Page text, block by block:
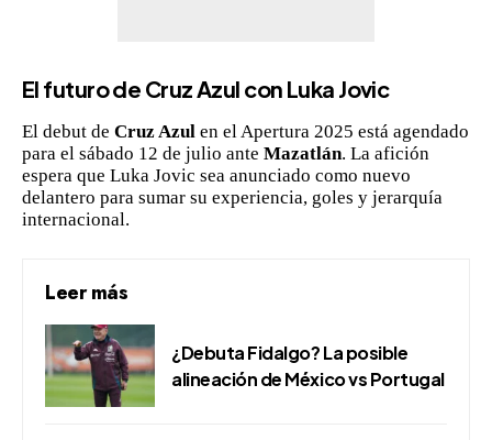
El futuro de Cruz Azul con Luka Jovic
El debut de Cruz Azul en el Apertura 2025 está agendado
para el sábado 12 de julio ante Mazatlán. La afición
espera que Luka Jovic sea anunciado como nuevo
delantero para sumar su experiencia, goles y jerarquía
internacional.
Leer más
¿Debuta Fidalgo? La posible
alineación de México vs Portugal